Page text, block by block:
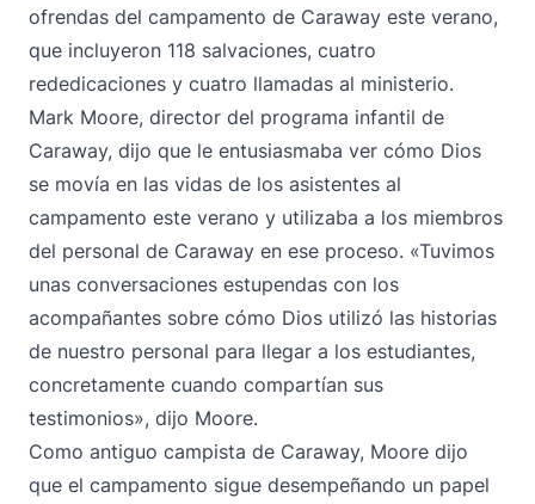
ofrendas del campamento de Caraway este verano,
que incluyeron 118 salvaciones, cuatro
rededicaciones y cuatro llamadas al ministerio.
Mark Moore, director del programa infantil de
Caraway, dijo que le entusiasmaba ver cómo Dios
se movía en las vidas de los asistentes al
campamento este verano y utilizaba a los miembros
del personal de Caraway en ese proceso. «Tuvimos
unas conversaciones estupendas con los
acompañantes sobre cómo Dios utilizó las historias
de nuestro personal para llegar a los estudiantes,
concretamente cuando compartían sus
testimonios», dijo Moore.
Como antiguo campista de Caraway, Moore dijo
que el campamento sigue desempeñando un papel